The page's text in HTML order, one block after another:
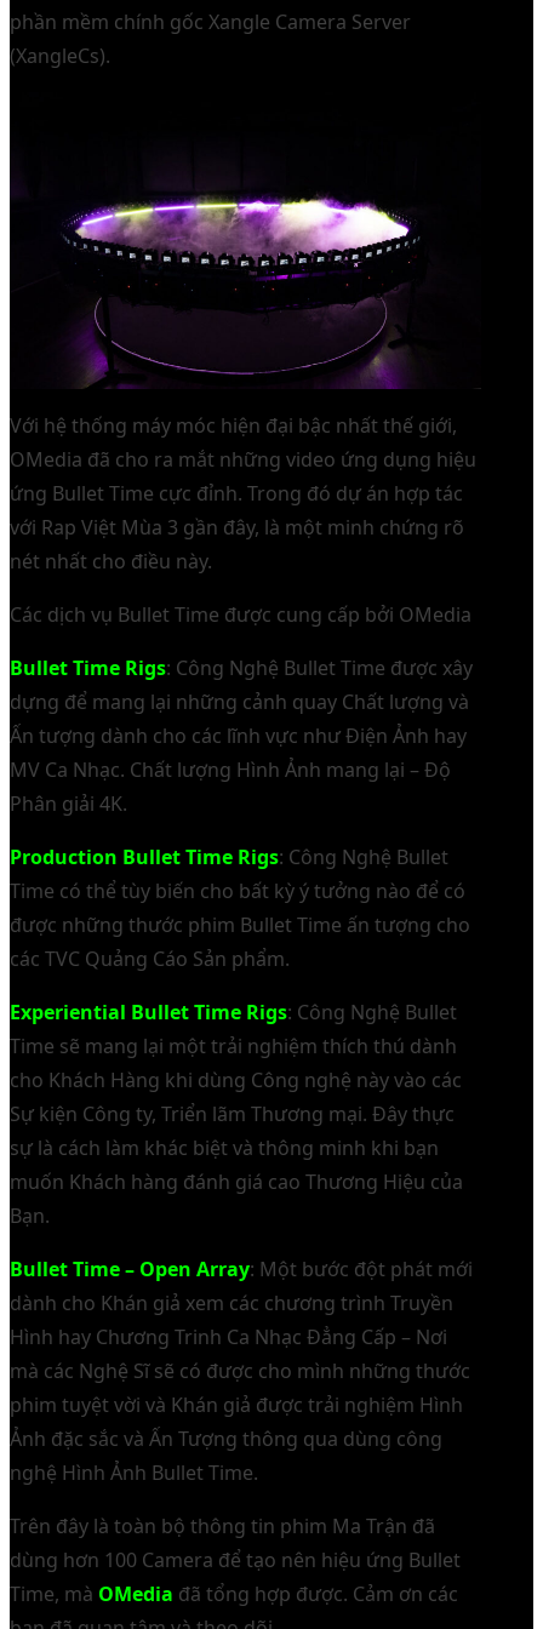
phần mềm chính gốc Xangle Camera Server
(XangleCs).
Với hệ thống máy móc hiện đại bậc nhất thế giới,
OMedia đã cho ra mắt những video ứng dụng hiệu
ứng Bullet Time cực đỉnh. Trong đó dự án hợp tác
với Rap Việt Mùa 3 gần đây, là một minh chứng rõ
nét nhất cho điều này.
Các dịch vụ Bullet Time được cung cấp bởi OMedia
Bullet Time Rigs: Công Nghệ Bullet Time được xây
dựng để mang lại những cảnh quay Chất lượng và
Ấn tượng dành cho các lĩnh vực như Điện Ảnh hay
MV Ca Nhạc. Chất lượng Hình Ảnh mang lại – Độ
Phân giải 4K.
Production Bullet Time Rigs: Công Nghệ Bullet
Time có thể tùy biến cho bất kỳ ý tưởng nào để có
được những thước phim Bullet Time ấn tượng cho
các TVC Quảng Cáo Sản phẩm.
Experiential Bullet Time Rigs: Công Nghệ Bullet
Time sẽ mang lại một trải nghiệm thích thú dành
cho Khách Hàng khi dùng Công nghệ này vào các
Sự kiện Công ty, Triển lãm Thương mại. Đây thực
sự là cách làm khác biệt và thông minh khi bạn
muốn Khách hàng đánh giá cao Thương Hiệu của
Bạn.
Bullet Time – Open Array: Một bước đột phát mới
dành cho Khán giả xem các chương trình Truyền
Hình hay Chương Trinh Ca Nhạc Đẳng Cấp – Nơi
mà các Nghệ Sĩ sẽ có được cho mình những thước
phim tuyệt vời và Khán giả được trải nghiệm Hình
Ảnh đặc sắc và Ấn Tượng thông qua dùng công
nghệ Hình Ảnh Bullet Time.
Trên đây là toàn bộ thông tin phim Ma Trận đã
dùng hơn 100 Camera để tạo nên hiệu ứng Bullet
Time, mà OMedia đã tổng hợp được. Cảm ơn các